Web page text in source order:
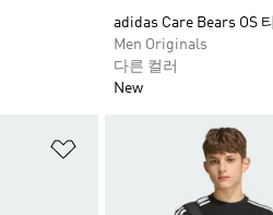
adidas Care Bears OS 티
Men Originals
다른 컬러
New
위시리스트 담기